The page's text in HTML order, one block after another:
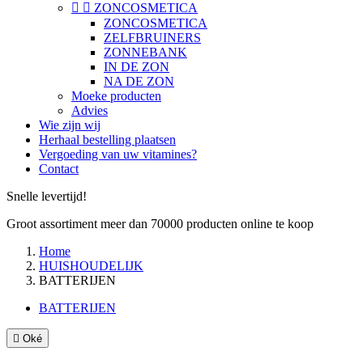
  ZONCOSMETICA
ZONCOSMETICA
ZELFBRUINERS
ZONNEBANK
IN DE ZON
NA DE ZON
Moeke producten
Advies
Wie zijn wij
Herhaal bestelling plaatsen
Vergoeding van uw vitamines?
Contact
Snelle levertijd!
Groot assortiment meer dan 70000 producten online te koop
Home
HUISHOUDELIJK
BATTERIJEN
BATTERIJEN
 Oké